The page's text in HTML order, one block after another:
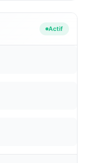
Actif